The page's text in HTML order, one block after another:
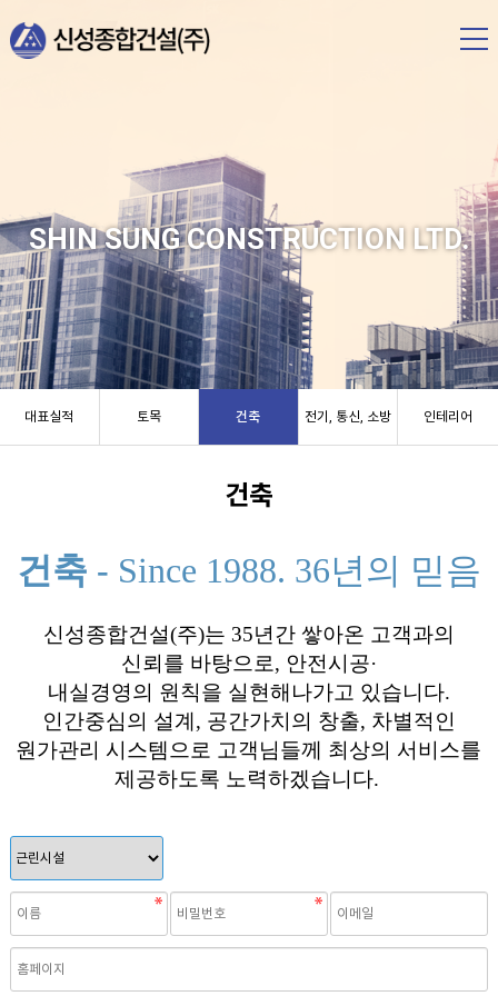
SHIN SUNG CONSTRUCTION LTD.
대표실적 토목 건축 전기, 통신, 소방 인테리어
건축
건축 - Since 1988. 36년의 믿음
신성종합건설(주)는 35년간 쌓아온 고객과의
신뢰를 바탕으로, 안전시공·
내실경영의 원칙을 실현해나가고 있습니다.
인간중심의 설계, 공간가치의 창출, 차별적인
원가관리 시스템으로 고객님들께 최상의 서비스를
제공하도록 노력하겠습니다.